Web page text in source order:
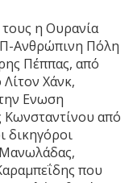
τους η Ουρανία
Ανθρώπινη Πόλη
Πέππας, από
Χάνκ,
Ενωση
από
δικηγόροι
που